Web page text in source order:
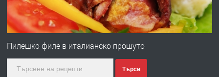
преди 1 година
ПРЕДЛАГА
Първи поход "По стъпките на Ангел
Пилешко филе в италианско прошуто
Търси